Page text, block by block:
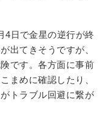
4日で金星の逆行が終
出てきそうですが、
です。各方面に事前
まめに確認したり、
トラブル回避に繋が